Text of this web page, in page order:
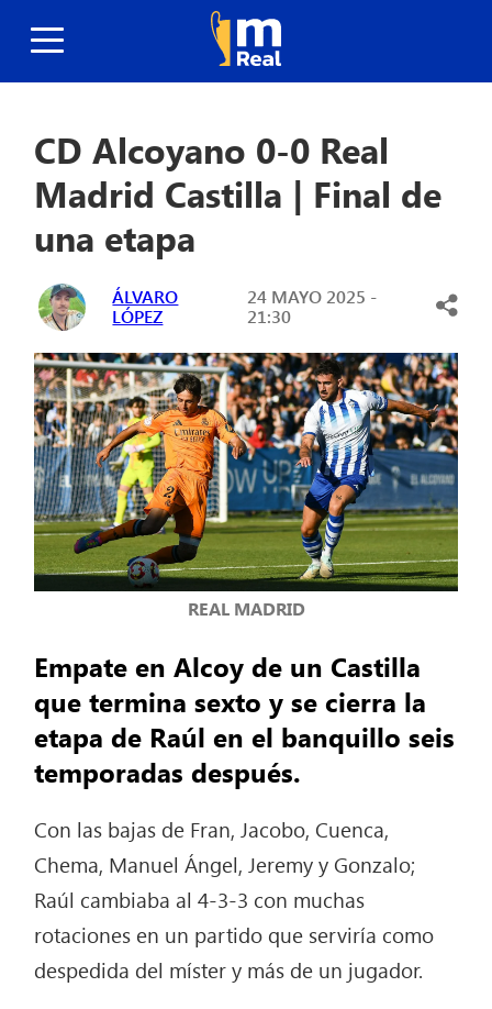
CD Alcoyano 0-0 Real
Madrid Castilla | Final de
una etapa
ÁLVARO
LÓPEZ
24 MAYO 2025 -
21:30
REAL MADRID
Empate en Alcoy de un Castilla
que termina sexto y se cierra la
etapa de Raúl en el banquillo seis
temporadas después.
Con las bajas de Fran, Jacobo, Cuenca,
Chema, Manuel Ángel, Jeremy y Gonzalo;
Raúl cambiaba al 4-3-3 con muchas
rotaciones en un partido que serviría como
despedida del míster y más de un jugador.